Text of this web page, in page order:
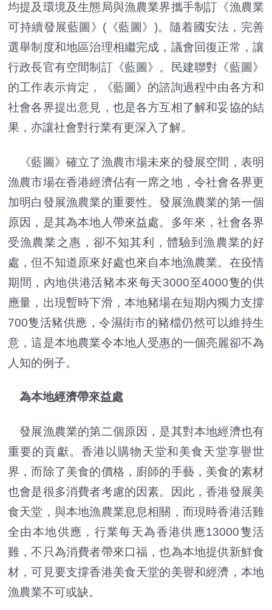
均提及環境及生態局與漁農業界攜手制訂《漁農業
可持續發展藍圖》(《藍圖》)。隨着國安法，完善
選舉制度和地區治理相繼完成，議會回復正常，讓
行政長官有空間制訂《藍圖》。民建聯對《藍圖》
的工作表示肯定，《藍圖》的諮詢過程中由各方和
社會各界提出意見，也是各方互相了解和妥協的結
果，亦讓社會對行業有更深入了解。
《藍圖》確立了漁農市場未來的發展空間，表明
漁農市場在香港經濟佔有一席之地，令社會各界更
加明白發展漁農業的重要性。發展漁農業的第一個
原因，是其為本地人帶來益處。多年來，社會各界
受漁農業之惠，卻不知其利，體驗到漁農業的好
處，但不知道原來好處也來自本地漁農業。在疫情
期間，內地供港活豬本來每天3000至4000隻的供
應量，出現暫時下滑，本地豬場在短期內獨力支撐
700隻活豬供應，令濕街市的豬檔仍然可以維持生
意，這是本地農業令本地人受惠的一個亮麗卻不為
人知的例子。
為本地經濟帶來益處
發展漁農業的第二個原因，是其對本地經濟也有
重要的貢獻。香港以購物天堂和美食天堂享譽世
界，而除了美食的價格，廚師的手藝，美食的素材
也會是很多消費者考慮的因素。因此，香港發展美
食天堂，與本地漁農業息息相關，而現時香港活雞
全由本地供應，行業每天為香港供應13000隻活
雞，不只為消費者帶來口福，也為本地提供新鮮食
材，可見要支撐香港美食天堂的美譽和經濟，本地
漁農業不可或缺。